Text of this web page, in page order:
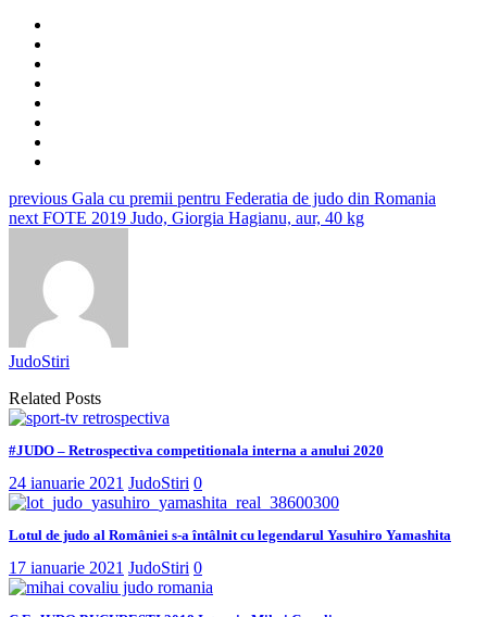
previous Gala cu premii pentru Federatia de judo din Romania
next FOTE 2019 Judo, Giorgia Hagianu, aur, 40 kg
JudoStiri
Related Posts
#JUDO – Retrospectiva competitionala interna a anului 2020
24 ianuarie 2021 JudoStiri 0
Lotul de judo al României s-a întâlnit cu legendarul Yasuhiro Yamashita
17 ianuarie 2021 JudoStiri 0